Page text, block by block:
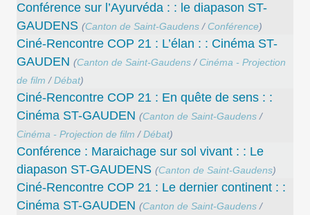
Conférence sur l’Ayurvéda : : le diapason ST-
GAUDENS (Canton de Saint-Gaudens/ Conférence)
Ciné-Rencontre COP 21 : L’élan : : Cinéma ST-
GAUDEN (Canton de Saint-Gaudens/ Cinéma - Projection
de film /Débat)
Ciné-Rencontre COP 21 : En quête de sens : :
Cinéma ST-GAUDEN (Canton de Saint-Gaudens/
Cinéma - Projection de film /Débat)
Conférence : Maraichage sur sol vivant : : Le
diapason ST-GAUDENS (Canton de Saint-Gaudens)
Ciné-Rencontre COP 21 : Le dernier continent : :
Cinéma ST-GAUDEN (Canton de Saint-Gaudens/